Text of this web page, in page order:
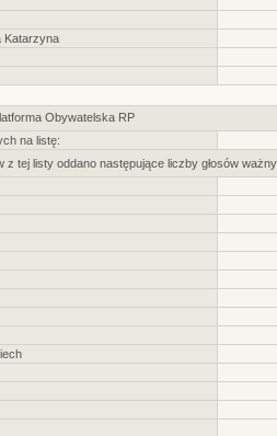
Katarzyna
Obywatelska RP
na listę:
tej listy oddano następujące liczby głosów